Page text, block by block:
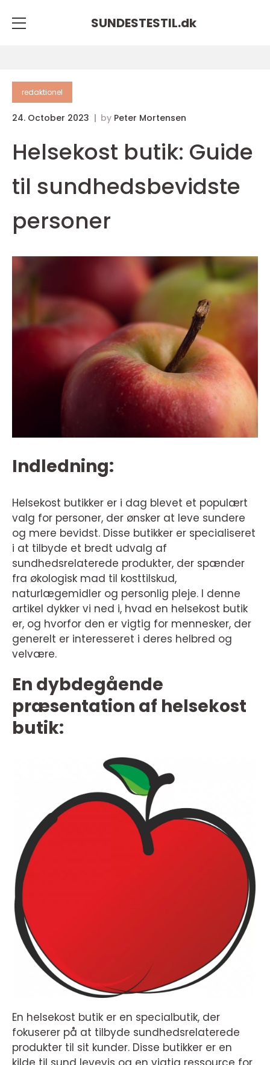
SUNDESTESTIL.dk
redaktionel
24. October 2023 by Peter Mortensen
Helsekost butik: Guide
til sundhedsbevidste
personer
Indledning:
Helsekost butikker er i dag blevet et populært
valg for personer, der ønsker at leve sundere
og mere bevidst. Disse butikker er specialiseret
i at tilbyde et bredt udvalg af
sundhedsrelaterede produkter, der spænder
fra økologisk mad til kosttilskud,
naturlægemidler og personlig pleje. I denne
artikel dykker vi ned i, hvad en helsekost butik
er, og hvorfor den er vigtig for mennesker, der
generelt er interesseret i deres helbred og
velvære.
En dybdegående
præsentation af helsekost
butik:
En helsekost butik er en specialbutik, der
fokuserer på at tilbyde sundhedsrelaterede
produkter til sit kunder. Disse butikker er en